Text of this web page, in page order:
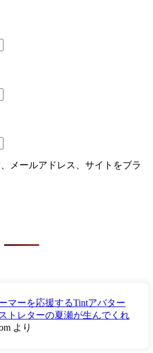
メールアドレス、サイトをブラ
マーを応援するTintアバター
トレターの夏瀬が生んでくれ
より